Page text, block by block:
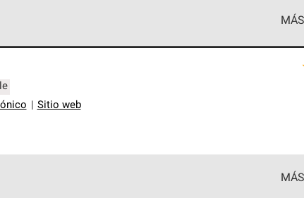
confiabilidad y destreza incomparable. Solo
de techos.
Sitio web